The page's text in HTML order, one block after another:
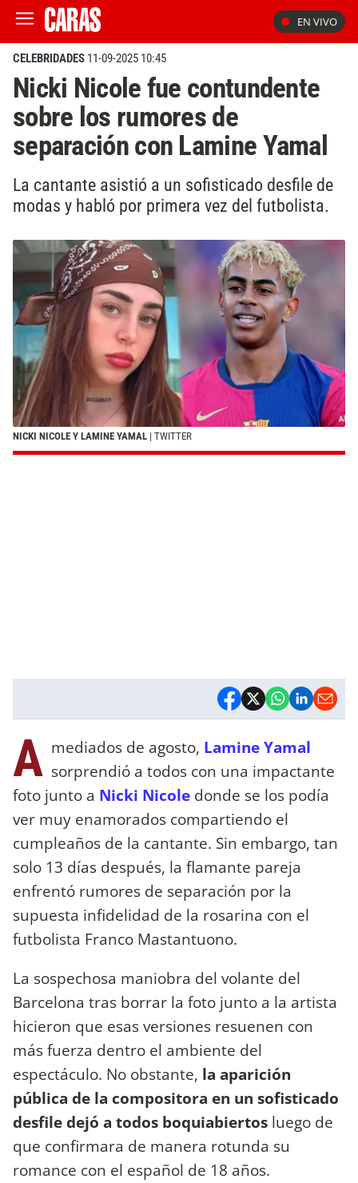
EN VIVO
CELEBRIDADES 11-09-2025 10:45
Nicki Nicole fue contundente
sobre los rumores de
separación con Lamine Yamal
La cantante asistió a un sofisticado desfile de
modas y habló por primera vez del futbolista.
NICKI NICOLE Y LAMINE YAMAL | TWITTER
A mediados de agosto, Lamine Yamal
sorprendió a todos con una impactante
foto junto a Nicki Nicole donde se los podía
ver muy enamorados compartiendo el
cumpleaños de la cantante. Sin embargo, tan
solo 13 días después, la flamante pareja
enfrentó rumores de separación por la
supuesta infidelidad de la rosarina con el
futbolista Franco Mastantuono.
La sospechosa maniobra del volante del
Barcelona tras borrar la foto junto a la artista
hicieron que esas versiones resuenen con
más fuerza dentro el ambiente del
espectáculo. No obstante, la aparición
pública de la compositora en un sofisticado
desfile dejó a todos boquiabiertos luego de
que confirmara de manera rotunda su
romance con el español de 18 años.